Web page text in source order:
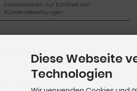
Informationen zur Echtheit von
Kundenbewertungen
WiderrufsformularDiese Webseite
Technologien